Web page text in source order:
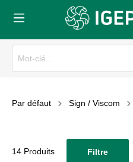
Par défaut Sign / Viscom
14 Produits Filtre